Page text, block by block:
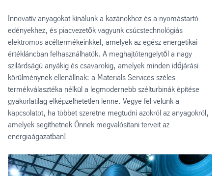
Innovatív anyagokat kínálunk a kazánokhoz és a nyomástartó
edényekhez, és piacvezetők vagyunk csúcstechnológiás
elektromos acéltermékeinkkel, amelyek az egész energetikai
értékláncban felhasználhatók. A meghajtótengelytől a nagy
szilárdságú anyákig és csavarokig, amelyek minden időjárási
körülménynek ellenállnak: a Materials Services széles
termékválasztéka nélkül a legmodernebb szélturbinák építése
gyakorlatilag elképzelhetetlen lenne. Vegye fel velünk a
kapcsolatot, ha többet szeretne megtudni azokról az anyagokról,
amelyek segíthetnek Önnek megvalósítani terveit az
energiaágazatban!